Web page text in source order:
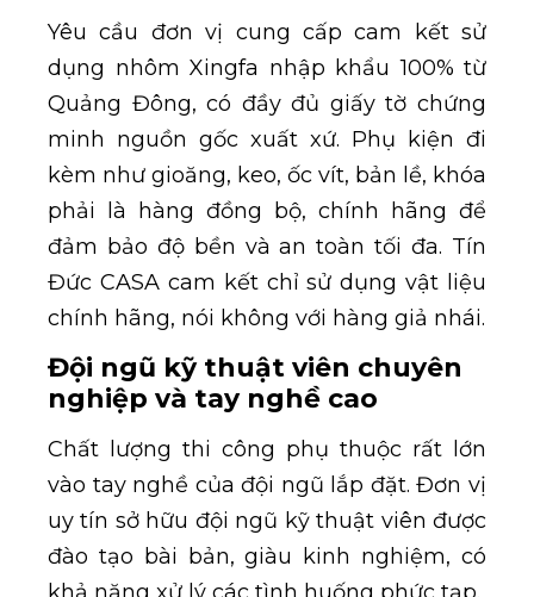
Yêu cầu đơn vị cung cấp cam kết sử
dụng nhôm Xingfa nhập khẩu 100% từ
Quảng Đông, có đầy đủ giấy tờ chứng
minh nguồn gốc xuất xứ. Phụ kiện đi
kèm như gioăng, keo, ốc vít, bản lề, khóa
phải là hàng đồng bộ, chính hãng để
đảm bảo độ bền và an toàn tối đa. Tín
Đức CASA cam kết chỉ sử dụng vật liệu
chính hãng, nói không với hàng giả nhái.
Đội ngũ kỹ thuật viên chuyên
nghiệp và tay nghề cao
Chất lượng thi công phụ thuộc rất lớn
vào tay nghề của đội ngũ lắp đặt. Đơn vị
uy tín sở hữu đội ngũ kỹ thuật viên được
đào tạo bài bản, giàu kinh nghiệm, có